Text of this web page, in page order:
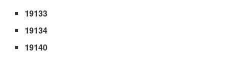
19133
19134
19140